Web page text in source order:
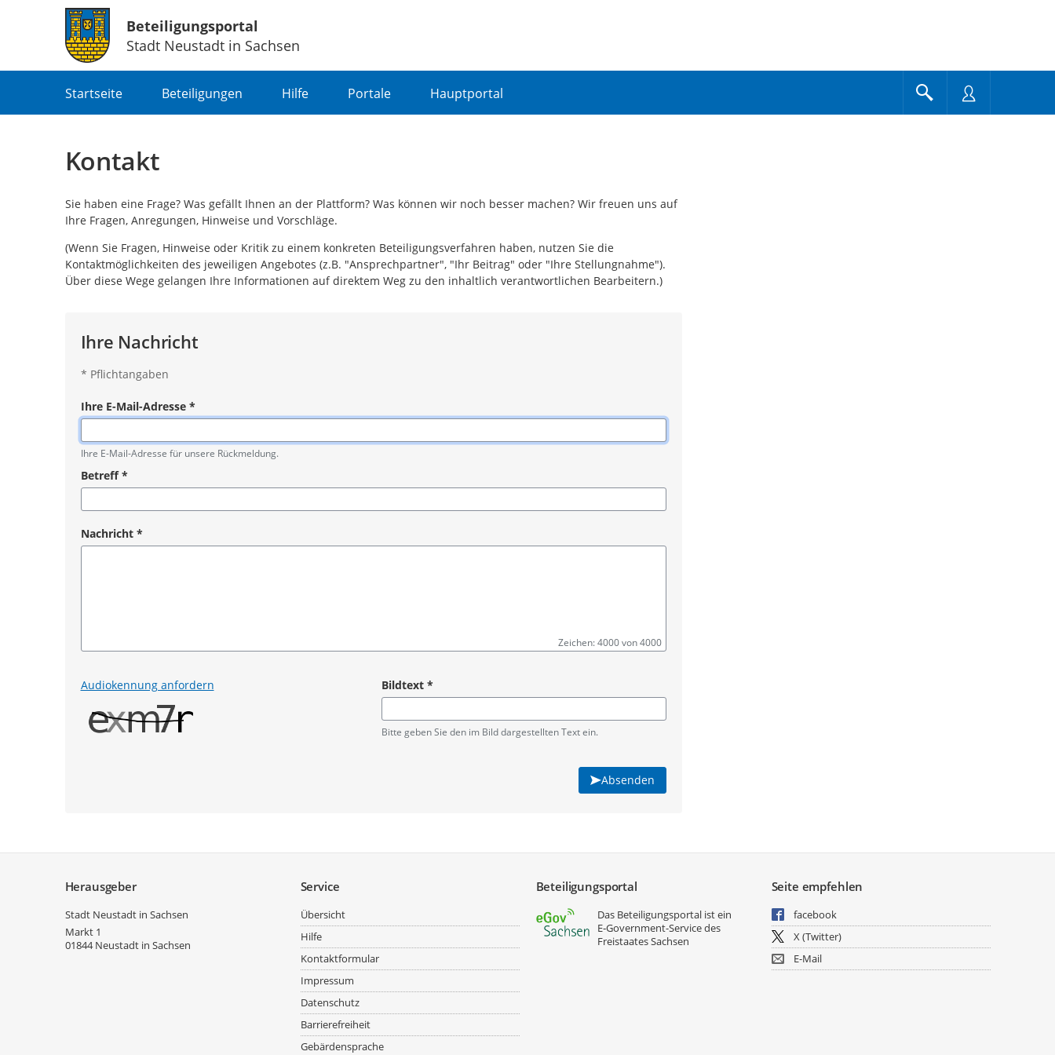
Beteiligungsportal
Stadt Neustadt in Sachsen
Startseite Beteiligungen Hilfe Portale Hauptportal
Kontakt
Sie haben eine Frage? Was gefällt Ihnen an der Plattform? Was können wir noch besser machen? Wir freuen uns auf
Ihre Fragen, Anregungen, Hinweise und Vorschläge.
(Wenn Sie Fragen, Hinweise oder Kritik zu einem konkreten Beteiligungsverfahren haben, nutzen Sie die
Kontaktmöglichkeiten des jeweiligen Angebotes (z.B. "Ansprechpartner", "Ihr Beitrag" oder "Ihre Stellungnahme").
Über diese Wege gelangen Ihre Informationen auf direktem Weg zu den inhaltlich verantwortlichen Bearbeitern.)
Ihre Nachricht
* Pflichtangaben
Ihre E-Mail-Adresse*
Pflichtangabe
Ihre E-Mail-Adresse für unsere Rückmeldung.
Betreff*
Nachricht*
Zeichen: 4000 von 4000
Audiokennung anfordern Bildtext *
Pflichtangabe
Bitte geben Sie den im Bild dargestellten Text ein.
Absenden
Herausgeber
Stadt Neustadt in Sachsen
Markt 1
01844 Neustadt in Sachsen
Service
Übersicht
Hilfe
Kontaktformular
Impressum
Datenschutz
Barrierefreiheit
Gebärdensprache
Beteiligungsportal
Das Beteiligungsportal ist ein
E‑Government-Service des
Freistaates Sachsen
Seite empfehlen
facebook
X (Twitter)
E-Mail